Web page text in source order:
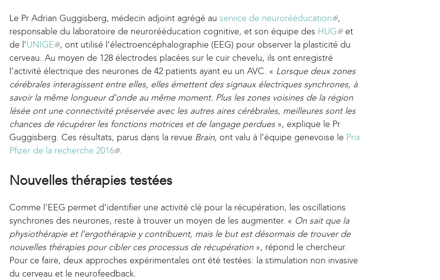
i
s
e
x
t
e
r
n
a
l
Le Pr Adrian Guggisberg, médecin adjoint agrégé auservice de neurorééducation(
l
i
n
k
i
s
e
x
t
l
)
,
responsable du laboratoire de neurorééducation cognitive, et son équipe des HUG(
l
n
k
i
s
e
x
a
l
)
et
de l’UNIGE(
l
i
n
k
i
s
e
x
e
n
a
l
)
, ont utilisé l’électroencéphalographie (EEG) pour observer la plasticité du
cerveau. Au moyen de 128 électrodes placées sur le cuir chevelu, ils ont enregistré
l’activité électrique des neurones de 42 patients ayant eu un AVC. « Lorsque deux zones
cérébrales interagissent entre elles, elles émettent des signaux électriques synchrones, à
savoir la même longueur d’onde au même moment. Plus les zones voisines de la région
lésée ont une connectivité préservée avec les autres aires cérébrales, meilleures sont les
chances de récupérer les fonctions motrices et de langage perdues», explique le Pr
Guggisberg. Ces résultats, parus dans la revue Brain, ont valu à l’équipe genevoise le Prix
Pfizer de la recherche 2016(
i
k
i
s
e
x
t
.
Nouvelles thérapies testées
Comme l’EEG permet d’identifier une activité clé pour la récupération, les oscillations
synchrones des neurones, reste à trouver un moyen de les augmenter. « On sait que la
physiothérapie et l’ergothérapie y contribuent, mais le but est désormais de trouver de
nouvelles thérapies pour cibler ces processus de récupération », répond le chercheur.
Pour ce faire, deux approches expérimentales ont été testées: la stimulation non invasive
du cerveau et le neurofeedback.